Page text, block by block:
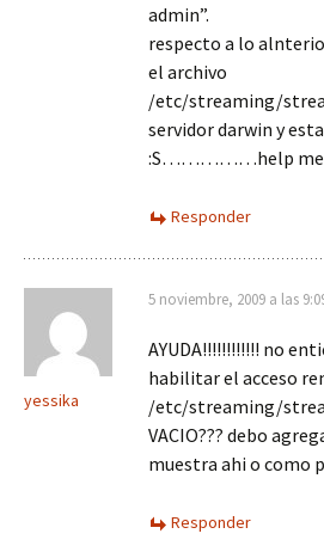
admin”.
respecto a lo
el archivo
/etc/streaming/
servidor darwin y
:S……………help me
Responder
yessika
5 noviembre, 2009 a las
AYUDA!!!!!!!!!!!! no
habilitar el acceso
/etc/streaming/
VACIO??? debo
muestra ahi o como
Responder